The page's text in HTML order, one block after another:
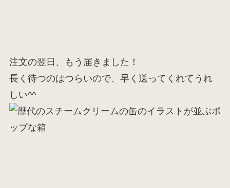
注文の翌日、もう届きました！
長く待つのはつらいので、早く送ってくれてうれ
しい^^